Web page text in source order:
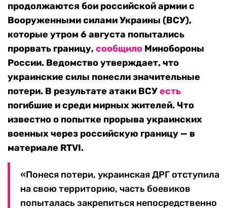
продолжаются бои российской армии с
Вооруженными силами Украины (ВСУ),
которые утром 6 августа попытались
прорвать границу,сообщило Минобороны
России. Ведомство утверждает, что
украинские силы понесли значительные
потери. В результате атаки ВСУесть
погибшие и среди мирных жителей. Что
известно о попытке прорыва украинских
военных через российскую границу — в
материале RTVI.
«Понеся потери, украинская ДРГ отступила
на свою территорию, часть боевиков
попыталась закрепиться непосредственно